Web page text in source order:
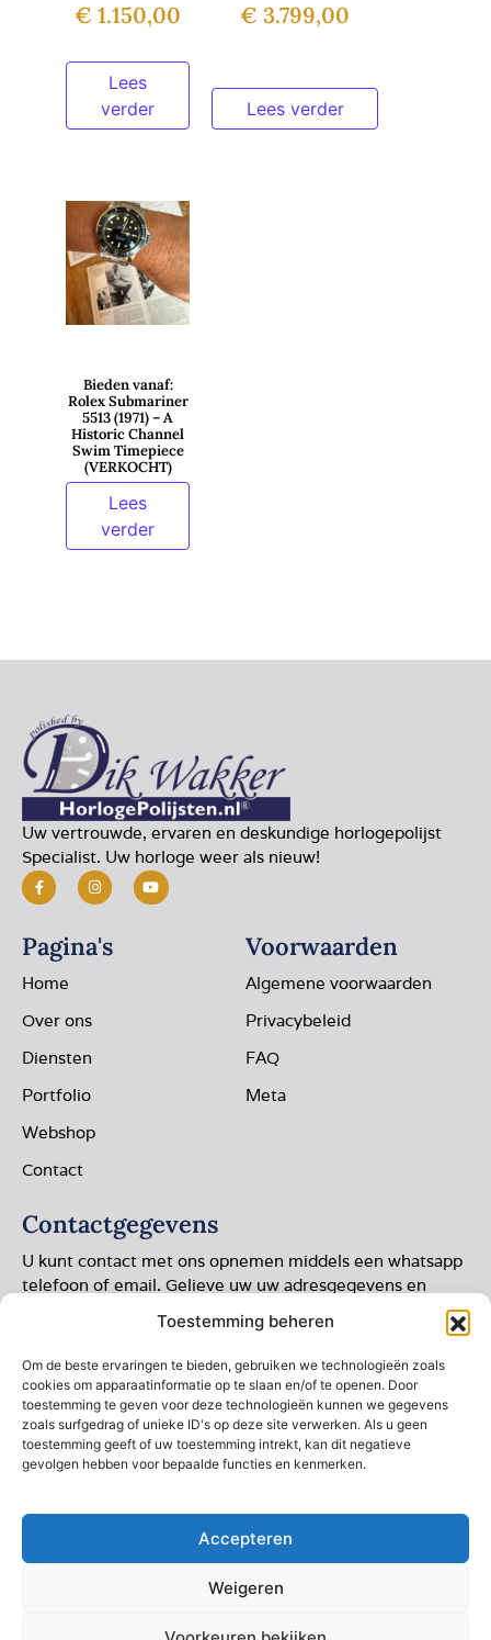
Toestemming beheren
Om de beste ervaringen te bieden, gebruiken we technologieën zoals
cookies om apparaatinformatie op te slaan en/of te openen. Door
toestemming te geven voor deze technologieën kunnen we gegevens
zoals surfgedrag of unieke ID's op deze site verwerken. Als u geen
toestemming geeft of uw toestemming intrekt, kan dit negatieve
gevolgen hebben voor bepaalde functies en kenmerken.
Accepteren
Weigeren
€ 1.150,00
Lees
verder
€ 3.799,00
Lees verder
Bieden vanaf:
Rolex Submariner
5513 (1971) – A
Historic Channel
Swim Timepiece
(VERKOCHT)
Lees
verder
Uw vertrouwde, ervaren en deskundige horlogepolijst
Specialist. Uw horloge weer als nieuw!
Pagina's
Home
Over ons
Diensten
Portfolio
Webshop
Contact
Voorwaarden
Algemene voorwaarden
Privacybeleid
FAQ
Meta
Contactgegevens
U kunt contact met ons opnemen middels een whatsapp
telefoon of email. Gelieve uw uw adresgegevens en
8302 NL Emmeloord
+31 (0) 6 28732281
+31 (0) 6 28732281